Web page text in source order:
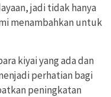
jadi tidak hanya
menambahkan untuk
kiyai yang ada dan
perhatian bagi
peningkatan